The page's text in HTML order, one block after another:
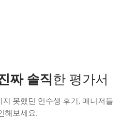
짜 솔직한 평가서
못했던 연수생 후기, 매니저들
해보세요.